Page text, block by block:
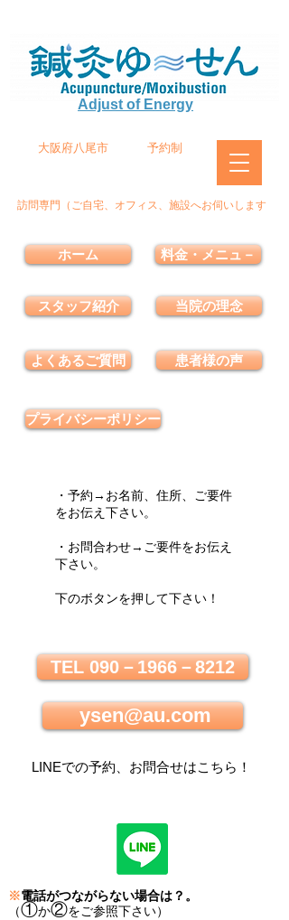
Adjust of Energy
大阪府八尾市 予約制
訪問専門（ご自宅、オフィス、施設へお伺いします
ホーム
スタッフ紹介
よくあるご質問
料金・メニュ－
当院の理念
患者様の声
プライバシーポリシー
・予約→お名前、住所、ご要件
をお伝え下さい。
・お問合わせ→ご要件をお伝え
下さい。
下のボタンを押して下さい！
TEL 090－1966－8212
ysen@au.com
LINEでの予約、お問合せはこちら ！
※電話がつながらない場合は？。
（①か②をご参照下さい）